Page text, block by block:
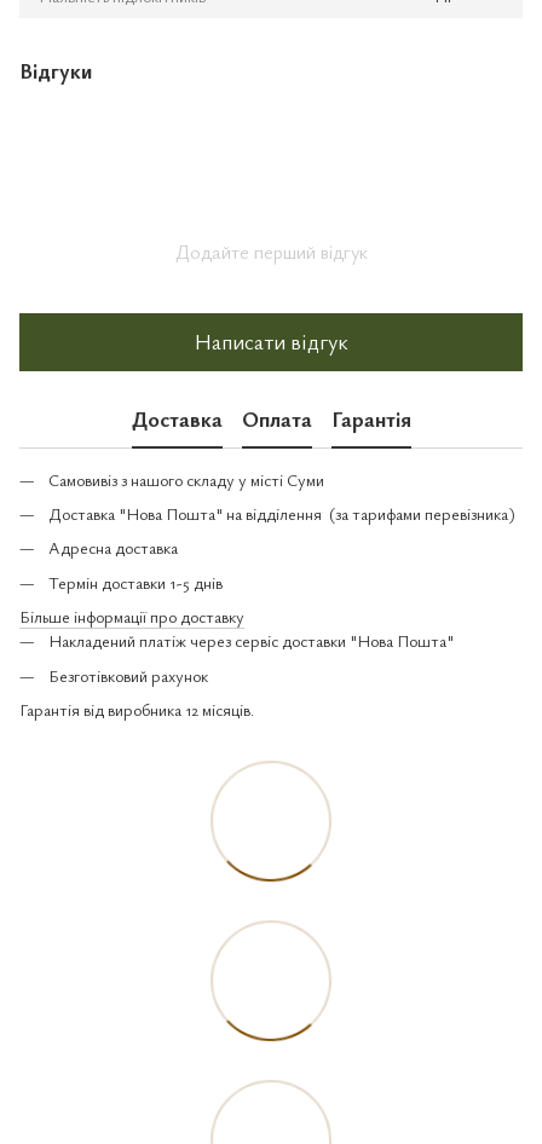
Відгуки
Додайте перший відгук
Написати відгук
Доставка Оплата Гарантія
Самовивіз з нашого складу у місті Суми
Доставка "Нова Пошта" на відділення (за тарифами перевізника)
Адресна доставка
Термін доставки 1-5 днів
Більше інформації про доставку
Накладений платіж через сервіс доставки "Нова Пошта"
Безготівковий рахунок
Гарантія від виробника 12 місяців.